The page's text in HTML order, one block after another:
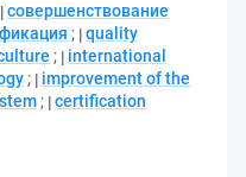
совершенствование
; quality
;
international
;
improvement of the
; certification